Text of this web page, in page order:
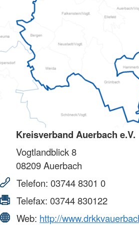
Kreisverband Auerbach e.V.
Vogtlandblick 8
08209Auerbach
Telefon: 03744 8301 0
Telefax: 03744 830122
Web: http://